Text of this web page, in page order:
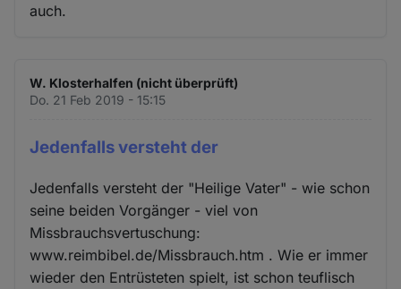
auch.
W. Klosterhalfen (nicht überprüft)
Do. 21 Feb 2019 - 15:15
Jedenfalls versteht der
Jedenfalls versteht der "Heilige Vater" - wie schon
seine beiden Vorgänger - viel von
Missbrauchsvertuschung:
www.reimbibel.de/Missbrauch.htm . Wie er immer
wieder den Entrüsteten spielt, ist schon teuflisch